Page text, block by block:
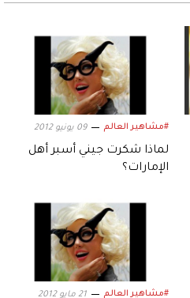
#مشاهير العالم 09 يونيو 2012
لماذا شكرت جيني أسبر أهل
الإمارات؟
#مشاهير العالم 21 مايو 2012